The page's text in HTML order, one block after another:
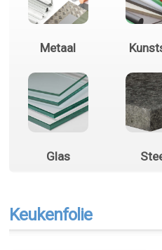
Metaal
Glas
Keukenfolie